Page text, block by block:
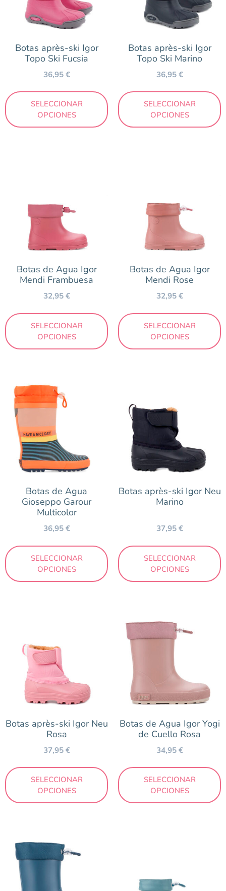
Botas après-ski Igor
Topo Ski Fucsia
36,95€
SELECCIONAR
OPCIONES
Botas après-ski Igor
Topo Ski Marino
36,95€
SELECCIONAR
OPCIONES
Botas de Agua Igor
Mendi Frambuesa
32,95€
SELECCIONAR
OPCIONES
Botas de Agua Igor
Mendi Rose
32,95€
SELECCIONAR
OPCIONES
Botas de Agua
Gioseppo Garour
Multicolor
36,95€
SELECCIONAR
OPCIONES
Botas après-ski Igor Neu
Marino
37,95€
SELECCIONAR
OPCIONES
Botas après-ski Igor Neu
Rosa
37,95€
SELECCIONAR
OPCIONES
Botas de Agua Igor Yogi
de Cuello Rosa
34,95€
SELECCIONAR
OPCIONES